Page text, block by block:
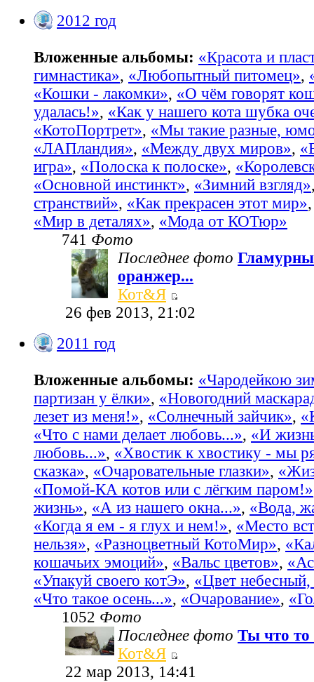
2012 год
Вложенные альбомы: «Красота и
гимнастика», «Любопытный питомец»,
«Кошки - лакомки», «О чём говорят
удалась!», «Как у нашего кота шубка
«КотоПортрет», «Мы такие разные,
«ЛАПландия», «Между двух миров»,
игра», «Полоска к полоске»,
«Основной инстинкт», «Зимний взгляд»
странствий», «Как прекрасен этот мир»
«Мир в деталях», «Мода от КОТюр»
741 Фото
Последнее фото
оранжер...
Кот&Я
26 фев 2013, 21:02
2011 год
Вложенные альбомы: «Чародейкою
партизан у ёлки», «Новогодний
лезет из меня!», «Солнечный зайчик»,
«Что с нами делает любовь...», «И
любовь...», «Хвостик к хвостику - мы
сказка», «Очаровательные глазки»,
«Помой-КА котов или с лёгким паром!»
жизнь», «А из нашего окна...», «Вода,
«Когда я ем - я глух и нем!», «Место
нельзя», «Разноцветный КотоМир»,
кошачьих эмоций», «Вальс цветов»,
«Упакуй своего котЭ», «Цвет небесный,
«Что такое осень...», «Очарование»,
1052 Фото
Последнее фото Ты что то
Кот&Я
22 мар 2013, 14:41